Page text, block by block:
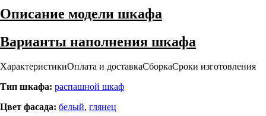
Описание модели шкафа
Варианты наполнения шкафа
ХарактеристикиОплата и доставкаСборкаСроки изготовления
Тип шкафа: распашной шкаф
Цвет фасада: белый, глянец